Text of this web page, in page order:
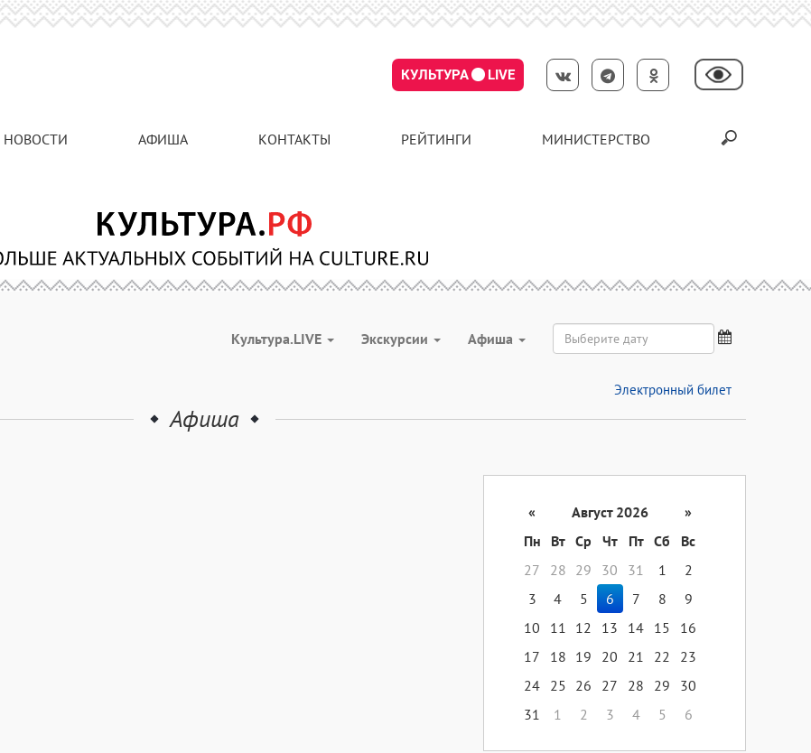
КУЛЬТУРА LIVE
НОВОСТИ АФИША КОНТАКТЫ РЕЙТИНГИ МИНИСТЕРСТВО
Культура.LIVE Экскурсии Aфиша
Электронный билет
Афиша
« Август 2026
»
Пн
Вт Ср Чт Пт Сб
Вс
27
28 29 30 31 1
2
3
4 5 6 7 8
9
10
11 12 13 14 15
16
17
18 19 20 21 22
23
24 25 26 27 28 29
30
31
1 2 3 4 5 6